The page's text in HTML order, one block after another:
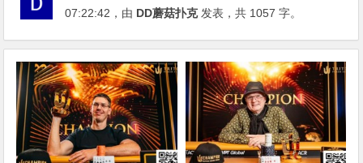
07:22:42 ，由 DD蘑菇扑克发表，共 1057 字。